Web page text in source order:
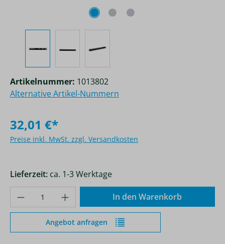
32,01 €*
Preise inkl. MwSt. zzgl. Versandkosten
Lieferzeit: ca. 1-3 Werktage
Artikelnummer: 1013802
Alternative Artikel-Nummern
Produkt Anzahl: Gib den gewünschten
In den Warenkorb
Angebot anfragen